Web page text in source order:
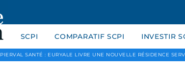
SCPI COMPARATIF SCPI INVESTIR
PIERVAL SANTÉ : EURYALE LIVRE UNE NOUVELLE RÉSIDENCE